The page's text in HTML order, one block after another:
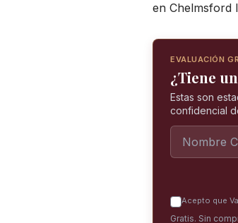
en Chelmsford
EVALUACIÓN
¿Tiene
Estas son
confidencial
Acepto que
Gratis. Sin